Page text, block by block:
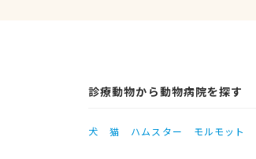
診療動物から動物病院を探す
犬 猫 ハムスター モルモット